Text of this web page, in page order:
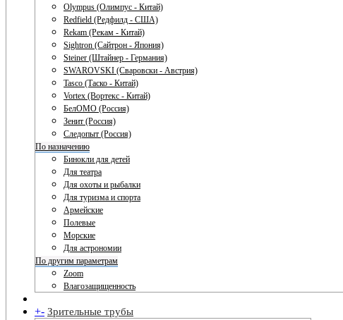
Olympus (Олимпус - Китай)
Redfield (Редфилд - США)
Rekam (Рекам - Китай)
Sightron (Сайтрон - Япония)
Steiner (Штайнер - Германия)
SWAROVSKI (Сваровски - Австрия)
Tasco (Таско - Китай)
Vortex (Вортекс - Китай)
БелОМО (Россия)
Зенит (Россия)
Следопыт (Россия)
По назначению
Бинокли для детей
Для театра
Для охоты и рыбалки
Для туризма и спорта
Армейские
Полевые
Морские
Для астрономии
По другим параметрам
Zoom
Влагозащищенность
+- Зрительные трубы